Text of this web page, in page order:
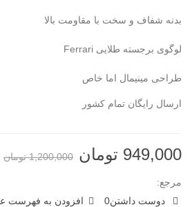
بدنه شفاف و سخت با مقاومت بالا
لوگوی برجسته طلایی Ferrari
طراحی مینیمال اما خاص
ارسال رایگان تمام کشور
949,000 تومان 1,200,000 تومان
مرجع:
دوست داشتن0 افزودن به فهرست